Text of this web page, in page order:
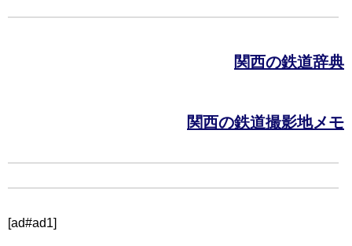
関西の鉄道辞典
関西の鉄道撮影地メモ
[ad#ad1]